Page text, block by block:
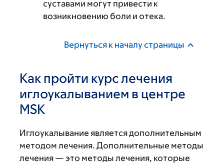
суставами могут привести к
возникновению боли и отека.
Вернуться к началу страницы
Как пройти курс лечения
иглоукалыванием в центре
MSK
Иглоукалывание является дополнительным
методом лечения. Дополнительные методы
лечения — это методы лечения, которые